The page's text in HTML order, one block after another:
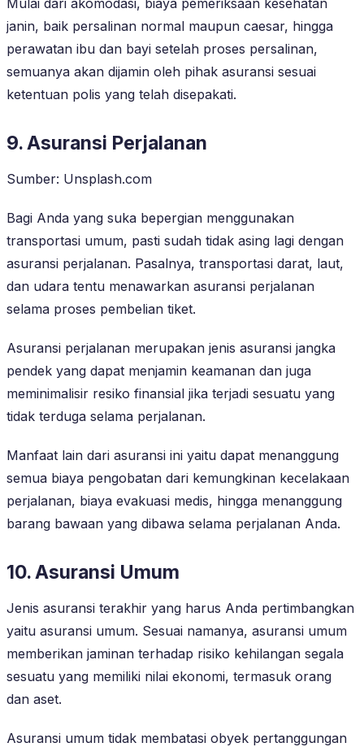
janin, baik persalinan normal maupun caesar, hingga
perawatan ibu dan bayi setelah proses persalinan,
semuanya akan dijamin oleh pihak asuransi sesuai
ketentuan polis yang telah disepakati.
9. Asuransi Perjalanan
Sumber: Unsplash.com
Bagi Anda yang suka bepergian menggunakan
transportasi umum, pasti sudah tidak asing lagi dengan
asuransi perjalanan. Pasalnya, transportasi darat, laut,
dan udara tentu menawarkan asuransi perjalanan
selama proses pembelian tiket.
Asuransi perjalanan merupakan jenis asuransi jangka
pendek yang dapat menjamin keamanan dan juga
meminimalisir resiko finansial jika terjadi sesuatu yang
tidak terduga selama perjalanan.
Manfaat lain dari asuransi ini yaitu dapat menanggung
semua biaya pengobatan dari kemungkinan kecelakaan
perjalanan, biaya evakuasi medis, hingga menanggung
barang bawaan yang dibawa selama perjalanan Anda.
10. Asuransi Umum
Jenis asuransi terakhir yang harus Anda pertimbangkan
yaitu asuransi umum. Sesuai namanya, asuransi umum
memberikan jaminan terhadap risiko kehilangan segala
sesuatu yang memiliki nilai ekonomi, termasuk orang
dan aset.
Asuransi umum tidak membatasi obyek pertanggungan